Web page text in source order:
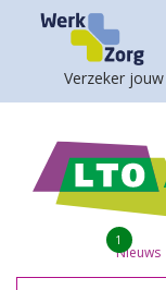
Verzeker
Nieuws
1